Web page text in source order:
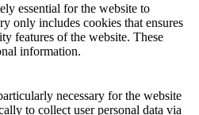
essential for the website to
only includes cookies that ensures
features of the website. These
information.
necessary for the website
to collect user personal data via